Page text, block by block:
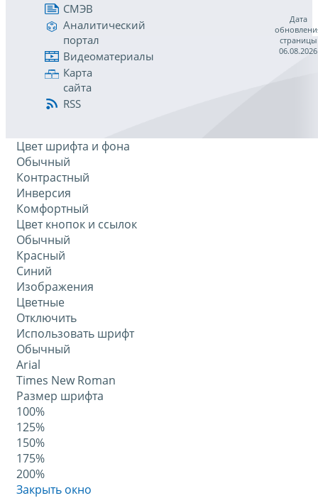
СМЭВ
Аналитический
портал
Видеоматериалы
Карта
сайта
RSS
Дата
страницы
06.08.2026
Цвет шрифта и фона
Обычный
Контрастный
Инверсия
Комфортный
Цвет кнопок и ссылок
Обычный
Красный
Синий
Изображения
Цветные
Отключить
Использовать шрифт
Обычный
Arial
Times New Roman
Размер шрифта
100%
125%
150%
175%
200%
Закрыть окно